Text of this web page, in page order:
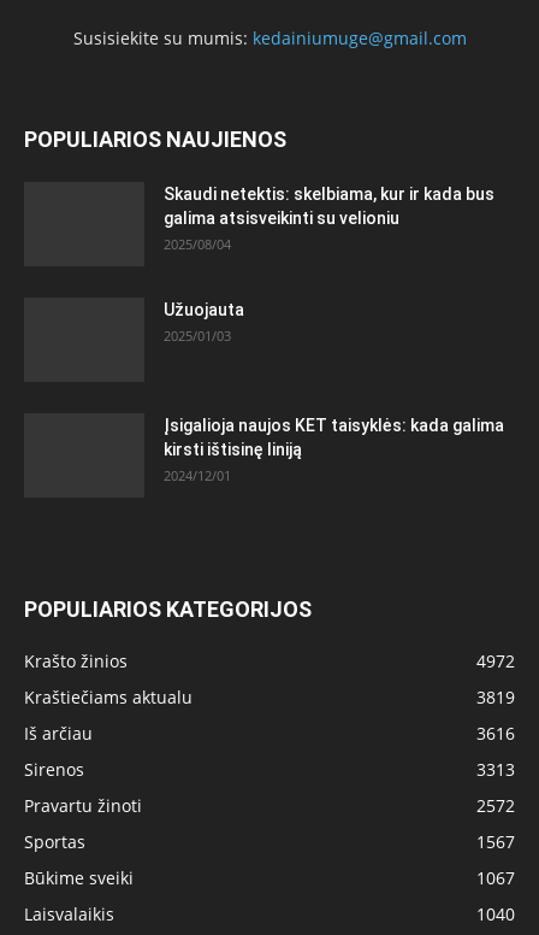
Susisiekite su mumis: kedainiumuge@gmail.com
POPULIARIOS NAUJIENOS
Skaudi netektis: skelbiama, kur ir kada bus
galima atsisveikinti su velioniu
2025/08/04
Užuojauta
2025/01/03
Įsigalioja naujos KET taisyklės: kada galima
kirsti ištisinę liniją
2024/12/01
POPULIARIOS KATEGORIJOS
Krašto žinios
4972
Kraštiečiams aktualu
3819
Iš arčiau
3616
Sirenos
3313
Pravartu žinoti
2572
Sportas
1567
Būkime sveiki
1067
Laisvalaikis
1040